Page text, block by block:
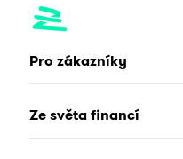
Pro zákazníky
Ze světa financí